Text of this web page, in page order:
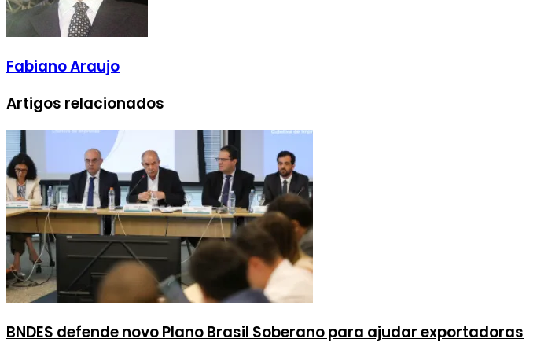
Fabiano Araujo
Artigos relacionados
BNDES defende novo Plano Brasil Soberano para ajudar exportadoras